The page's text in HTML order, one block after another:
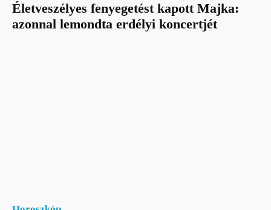
Életveszélyes fenyegetést kapott Majka:
azonnal lemondta erdélyi koncertjét